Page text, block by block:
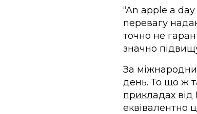
“An apple a
перевагу
точно не
значно
За
день. То що ж
прикладах
еквівалентно